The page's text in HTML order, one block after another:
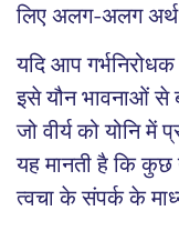
लिए अलग-अलग
यदि आप
इसे यौन भावनाओं से
जो वीर्य को योनि में
यह मानती है कि कुछ
त्वचा के संपर्क के